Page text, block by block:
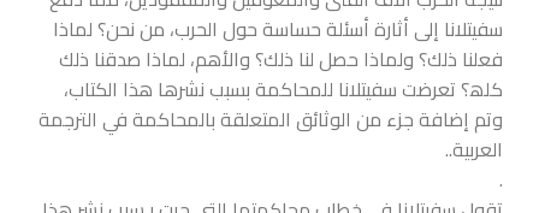
سفیتلانا إلى أثارة أسئلة حساسة حول الحرب، من نحن؟ لماذا
فعلنا ذلك؟ ولماذا حصل لنا ذلك؟ والأھم، لماذا صدقنا ذلك
كلھ؟ تعرضت سفیتلانا للمحاكمة بسبب نشرھا ھذا الكتاب،
وتم إضافة جزء من الوثائق المتعلقة بالمحاكمة في الترجمة
العربیة..
.